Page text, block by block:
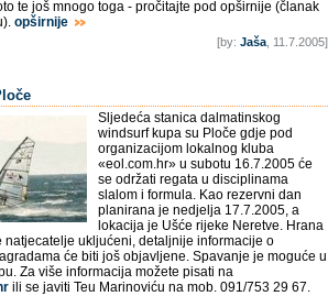
te još mnogo toga - pročitajte pod opširnije (članak
opširnije
[by: Jaša, 11.7.2005]
Sljedeća stanica dalmatinskog
windsurf kupa su Ploče gdje pod
organizacijom lokalnog kluba
«eol.com.hr» u subotu 16.7.2005 će
se održati regata u disciplinama
slalom i formula. Kao rezervni dan
planirana je nedjelja 17.7.2005, a
lokacija je Ušće rijeke Neretve. Hrana
natjecatelje ukljućeni, detaljnije informacije o
će biti još objavljene. Spavanje je moguće u
Za više informacija možete pisati na
ili se javiti Teu Marinoviću na mob. 091/753 29 67.